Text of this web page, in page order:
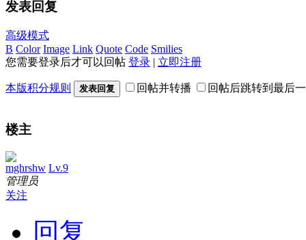
发表回复
高级模式
B Color Image Link Quote Code Smilies
您需要登录后才可以回帖 登录 | 立即注册
本版积分规则 发表回复 回帖并转播 回帖后跳转到最后
楼主
mghrshw Lv.9
管理员
关注
回复